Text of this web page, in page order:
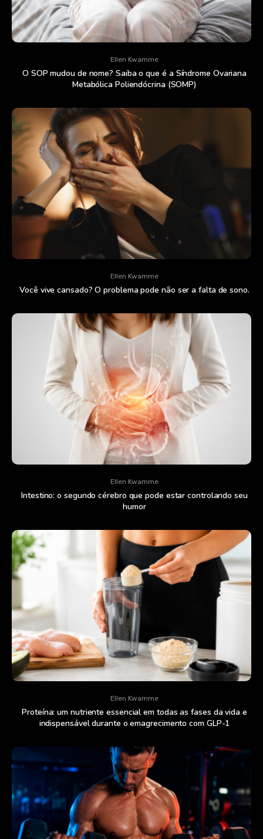
Ellen Kwamme
O SOP mudou de nome? Saiba o que é a Síndrome Ovariana
Metabólica Poliendócrina (SOMP)
Ellen Kwamme
Você vive cansado? O problema pode não ser a falta de sono.
Ellen Kwamme
Intestino: o segundo cérebro que pode estar controlando seu
humor
Ellen Kwamme
Proteína: um nutriente essencial em todas as fases da vida e
indispensável durante o emagrecimento com GLP-1